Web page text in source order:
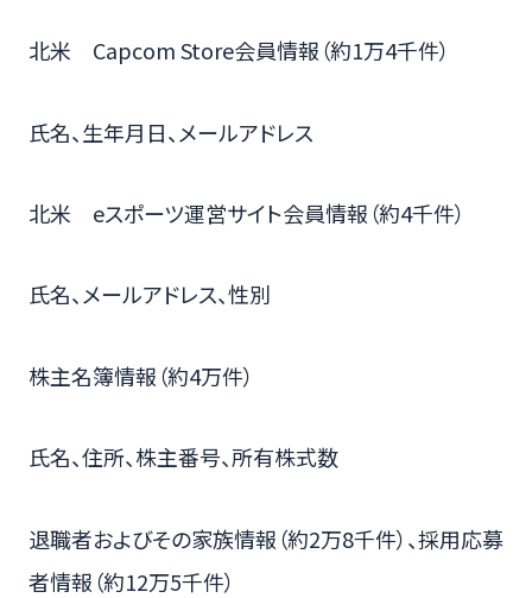
北米 Capcom Store会員情報（約1万4千件）
氏名、生年月日、メールアドレス
北米 eスポーツ運営サイト会員情報（約4千件）
氏名、メールアドレス、性別
株主名簿情報（約4万件）
氏名、住所、株主番号、所有株式数
退職者およびその家族情報（約2万8千件）、採用応募
者情報（約12万5千件）